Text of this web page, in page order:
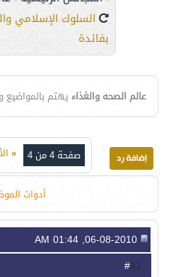
السلوك الإسلامي
بفائدة
عالم الصحه والغذاء يهتم بالمواضيع
صفحة 4 من 4 «
أدوات
31